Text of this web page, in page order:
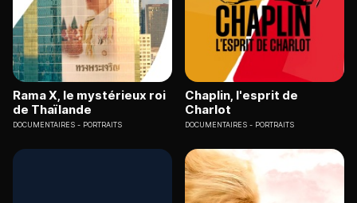
Rama X, le mystérieux roi
de Thaïlande
DOCUMENTAIRES PORTRAITS
Chaplin, l'esprit de
Charlot
DOCUMENTAIRES PORTRAITS